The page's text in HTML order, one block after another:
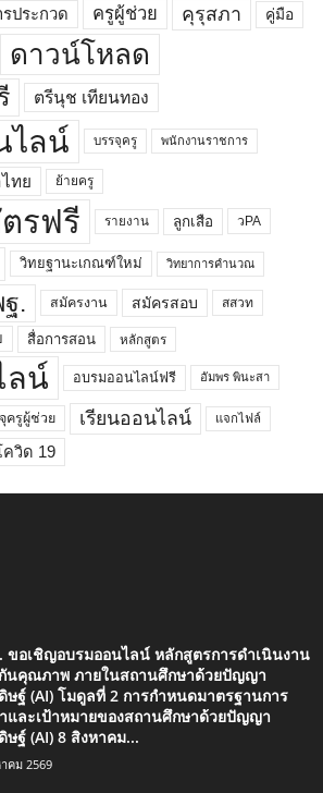
รประกวด ครูผู้ช่วย คุรุสภา คู่มือ
ดาวน์โหลด
ตรีนุช เทียนทอง
ไลน์ บรรจุครู พนักงานราชการ
ทย ย้ายครู
รฟรี รายงาน ลูกเสือ วPA
วิทยฐานะเกณฑ์ใหม่ วิทยาการคำนวณ
. สมัครงาน สมัครสอบ สสวท
สื่อการสอน หลักสูตร
ลน์ อบรมออนไลน์ฟรี อัมพร พินะสา
ครูผู้ช่วย เรียนออนไลน์ แจกไฟล์
ควิด 19
ขอเชิญอบรมออนไลน์ หลักสูตรการดำเนินงาน
นคุณภาพ ภายในสถานศึกษาด้วยปัญญา
ษฐ์ (AI) โมดูลที่ 2 การกำหนดมาตรฐานการ
และเป้าหมายของสถานศึกษาด้วยปัญญา
ษฐ์ (AI) 8 สิงหาคม...
คม 2569